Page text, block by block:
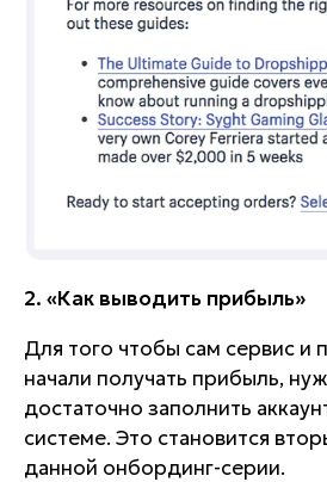
2. «Как выводить прибыль»
Для того чтобы сам сервис и
начали получать прибыль,
достаточно заполнить
системе. Это становится
данной онбординг-серии.